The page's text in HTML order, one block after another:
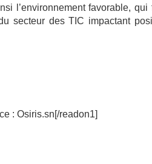
l’environnement favorable, qui
secteur des TIC impactant
: Osiris.sn[/readon1]